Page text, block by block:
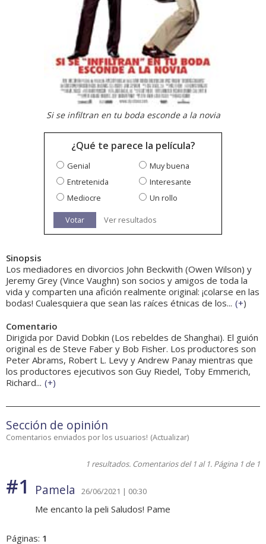
Si se infiltran en tu boda esconde a la novia
¿Qué te parece la película?
Genial
Muy buena
Entretenida
Interesante
Mediocre
Un rollo
Votar Ver resultados
Sinopsis
Los mediadores en divorcios John Beckwith (Owen Wilson) y
Jeremy Grey (Vince Vaughn) son socios y amigos de toda la
vida y comparten una afición realmente original: ¡colarse en las
bodas! Cualesquiera que sean las raíces étnicas de los... (+)
Comentario
Dirigida por David Dobkin (Los rebeldes de Shanghai). El guión
original es de Steve Faber y Bob Fisher. Los productores son
Peter Abrams, Robert L. Levy y Andrew Panay mientras que
los productores ejecutivos son Guy Riedel, Toby Emmerich,
Richard... (+)
Sección de opinión
Comentarios enviados por los usuarios! (Actualizar)
1 resultados. Comentarios del 1 al 1. Página 1 de 1
#1 Pamela 26/06/2021 | 00:30
Me encanto la peli Saludos! Pame
Páginas: 1